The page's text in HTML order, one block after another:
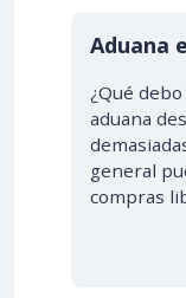
Aduana
¿Qué
aduana
general
compras